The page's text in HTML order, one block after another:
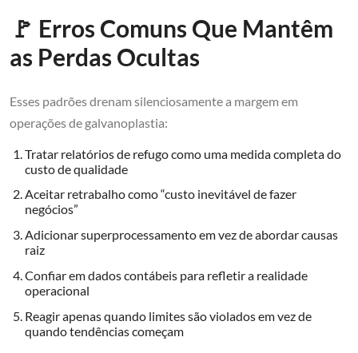
🚩 Erros Comuns Que Mantêm
as Perdas Ocultas
Esses padrões drenam silenciosamente a margem em
operações de galvanoplastia:
Tratar relatórios de refugo como uma medida completa do
custo de qualidade
Aceitar retrabalho como “custo inevitável de fazer
negócios”
Adicionar superprocessamento em vez de abordar causas
raiz
Confiar em dados contábeis para refletir a realidade
operacional
Reagir apenas quando limites são violados em vez de
quando tendências começam